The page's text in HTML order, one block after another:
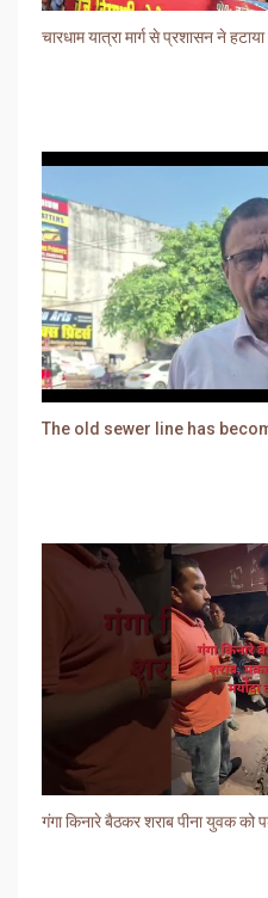
चारधाम यात्रा मार्ग से प्रशासन ने
गंगा किनारे बैठकर शराब पीना युवक को